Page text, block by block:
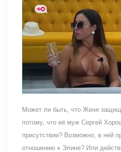
Может ли быть, что Женя
потому, что её муж Сергей
присутствии? Возможно, в ней
отношению к Элине? Или